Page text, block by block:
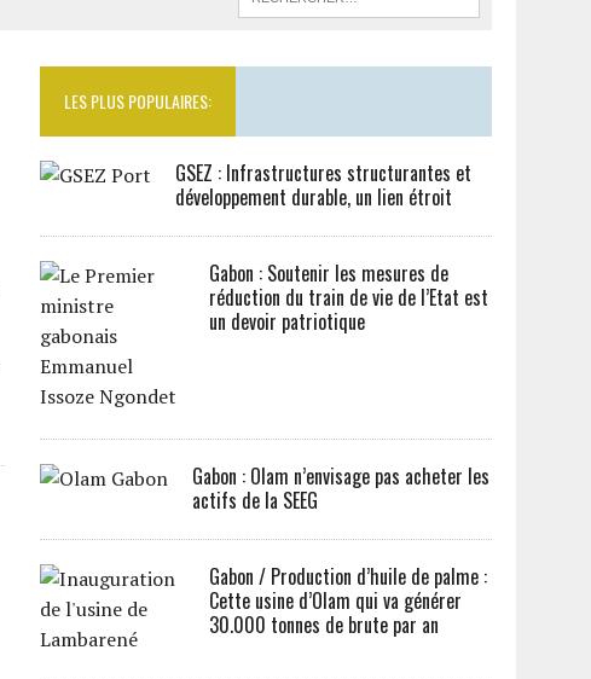
LES PLUS POPULAIRES:
GSEZ : Infrastructures structurantes et
développement durable, un lien étroit
Gabon : Soutenir les mesures de
réduction du train de vie de l’Etat est
un devoir patriotique
Gabon : Olam n’envisage pas acheter les
actifs de la SEEG
Gabon / Production d’huile de palme :
Cette usine d’Olam qui va générer
30.000 tonnes de brute par an